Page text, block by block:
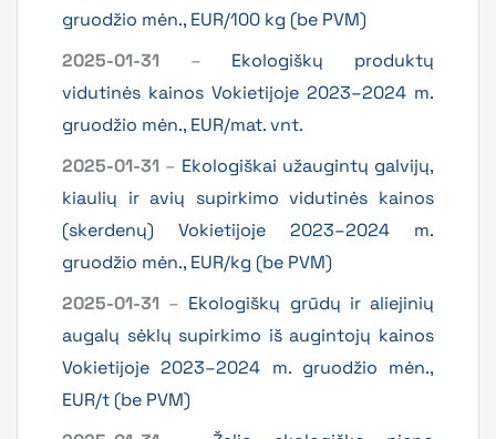
gruodžio mėn., EUR/100 kg (be PVM)
2025-01-31 – Ekologiškų produktų
vidutinės kainos Vokietijoje 2023–2024 m.
gruodžio mėn., EUR/mat. vnt.
2025-01-31 – Ekologiškai užaugintų galvijų,
kiaulių ir avių supirkimo vidutinės kainos
(skerdenų) Vokietijoje 2023–2024 m.
gruodžio mėn., EUR/kg (be PVM)
2025-01-31 – Ekologiškų grūdų ir aliejinių
augalų sėklų supirkimo iš augintojų kainos
Vokietijoje 2023–2024 m. gruodžio mėn.,
EUR/t (be PVM)